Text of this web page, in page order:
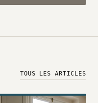
TOUS LES ARTICLES